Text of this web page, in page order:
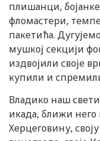
плишанци,
фломастери,
пакетића.
мушкој секцији
издвојили своје
купили и
Владико наш
икада, ближи него
Херцеговину,